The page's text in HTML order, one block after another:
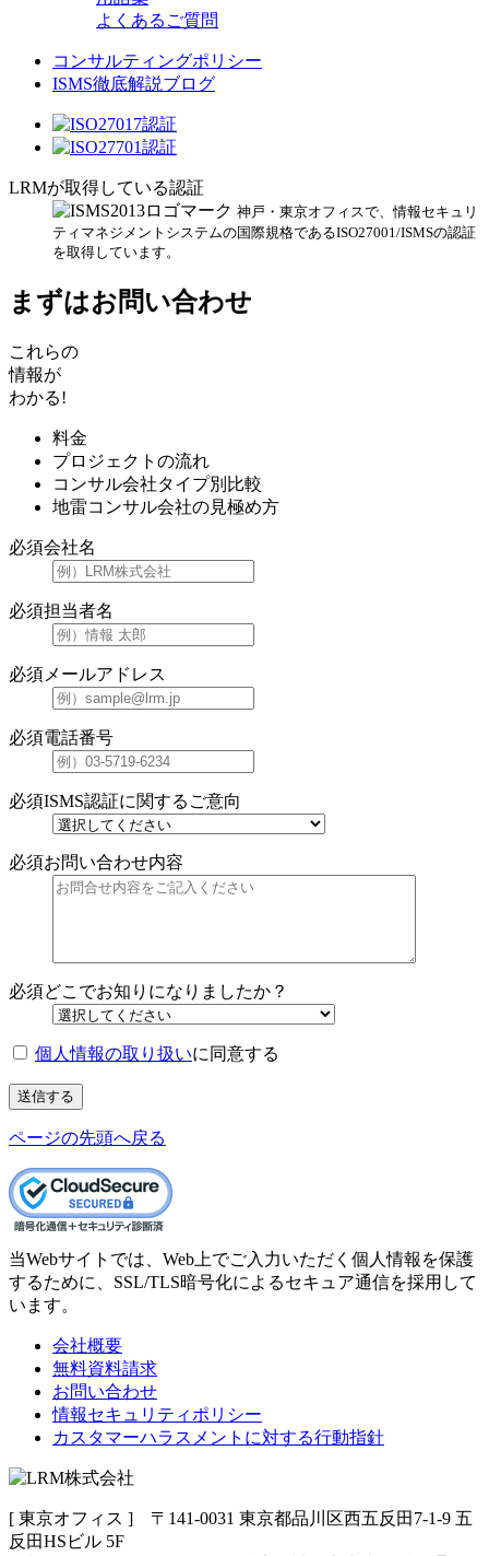
よくあるご質問
コンサルティングポリシー
ISMS徹底解説ブログ
LRMが取得している認証
神戸・東京オフィスで、情報セキュリ
ティマネジメントシステムの国際規格であるISO27001/ISMSの認証
を取得しています。
まずはお問い合わせ
これらの
情報が
わかる!
料金
プロジェクトの流れ
コンサル会社タイプ別比較
地雷コンサル会社の見極め方
必須会社名
必須担当者名
必須 メールアドレス
必須電話番号
必須ISMS認証に関するご意向
必須お問い合わせ内容
必須どこでお知りになりましたか？
個人情報の取り扱いに同意する
送信する
ページの先頭へ戻る
当Webサイトでは、Web上でご入力いただく個人情報を保護
するために、SSL/TLS暗号化によるセキュア通信を採用して
います。
会社概要
無料資料請求
お問い合わせ
情報セキュリティポリシー
カスタマーハラスメントに対する行動指針
[ 東京オフィス ] 〒141-0031 東京都品川区西五反田7-1-9 五
反田HSビル 5F